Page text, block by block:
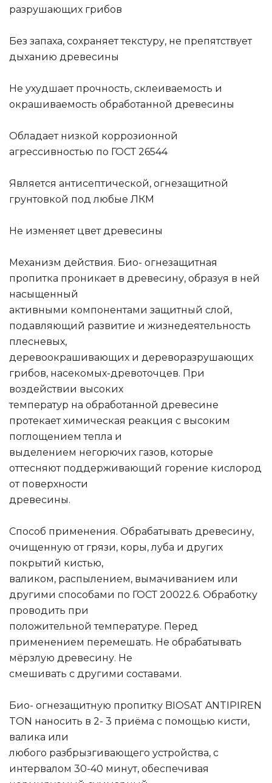
разрушающих грибов
Без запаха, сохраняет текстуру, не препятствует
дыханию древесины
Не ухудшает прочность, склеиваемость и
окрашиваемость обработанной древесины
Обладает низкой коррозионной
агрессивностью по ГОСТ 26544
Является антисептической, огнезащитной
грунтовкой под любые ЛКМ
Не изменяет цвет древесины
Механизм действия. Био- огнезащитная
пропитка проникает в древесину, образуя в ней
насыщенный
активными компонентами защитный слой,
подавляющий развитие и жизнедеятельность
плесневых,
деревоокрашивающих и дереворазрушающих
грибов, насекомых-древоточцев. При
воздействии высоких
температур на обработанной древесине
протекает химическая реакция с высоким
поглощением тепла и
выделением негорючих газов, которые
оттесняют поддерживающий горение кислород
от поверхности
древесины.
Способ применения. Обрабатывать древесину,
очищенную от грязи, коры, луба и других
покрытий кистью,
валиком, распылением, вымачиванием или
другими способами по ГОСТ 20022.6. Обработку
проводить при
положительной температуре. Перед
применением перемешать. Не обрабатывать
мёрзлую древесину. Не
смешивать с другими составами.
Био- огнезащитную пропитку BIOSAT ANTIPIREN
TON наносить в 2- 3 приёма с помощью кисти,
валика или
любого разбрызгивающего устройства, с
интервалом 30-40 минут, обеспечивая